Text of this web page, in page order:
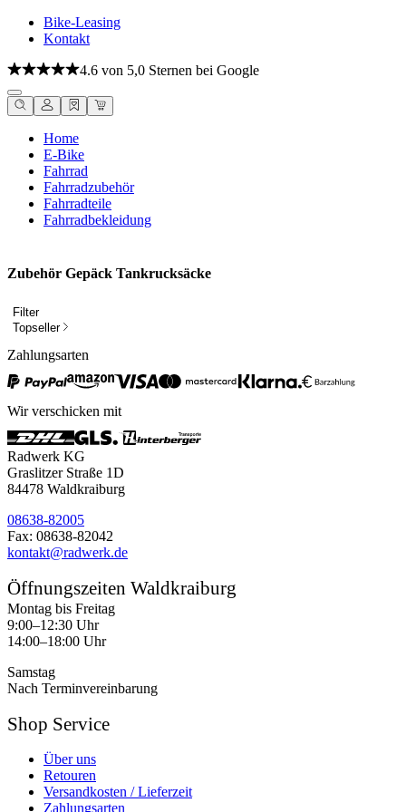
Bike-Leasing
Kontakt
4.6 von 5,0 Sternen bei Google
Home
E-Bike
Fahrrad
Fahrradzubehör
Fahrradteile
Fahrradbekleidung
Zubehör Gepäck Tankrucksäcke
Filter
Topseller
Zahlungsarten
Wir verschicken mit
Radwerk KG
Graslitzer Straße 1D
84478 Waldkraiburg
08638-82005
Fax: 08638-82042
kontakt@radwerk.de
Öffnungszeiten Waldkraiburg
Montag bis Freitag
9:00–12:30 Uhr
14:00–18:00 Uhr
Samstag
Nach Terminvereinbarung
Shop Service
Über uns
Retouren
Versandkosten / Lieferzeit
Zahlungsarten